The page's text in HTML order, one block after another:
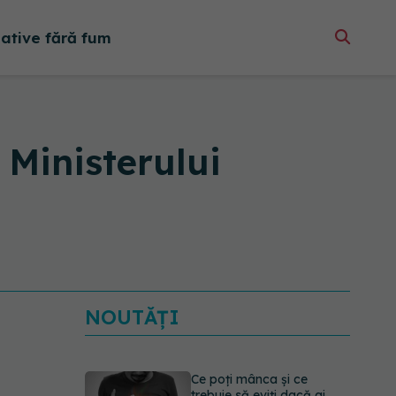
fără fum
NOUTĂȚI
Ce poți mânca și ce